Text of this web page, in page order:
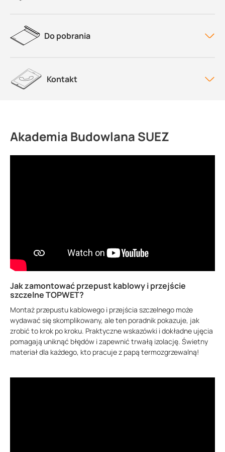
Do pobrania
Kontakt
Akademia Budowlana SUEZ
Jak zamontować przepust kablowy i przejście
szczelne TOPWET?
Montaż przepustu kablowego i przejścia szczelnego może
wydawać się skomplikowany, ale ten poradnik pokazuje, jak
zrobić to krok po kroku. Praktyczne wskazówki i dokładne ujęcia
pomagają uniknąć błędów i zapewnić trwałą izolację. Świetny
materiał dla każdego, kto pracuje z papą termozgrzewalną!